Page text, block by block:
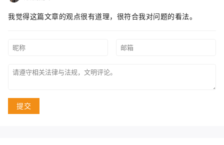
我觉得这篇文章的观点很有道理，很符合我对问题的看法。
提交